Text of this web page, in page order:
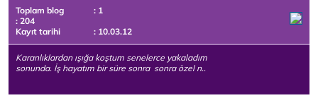
Toplam blog
: 1
: 204
Kayıt tarihi
: 10.03.12
Karanlıklardan ışığa koştum senelerce yakaladım
sonunda. İş hayatım bir süre sonra sonra özel n..